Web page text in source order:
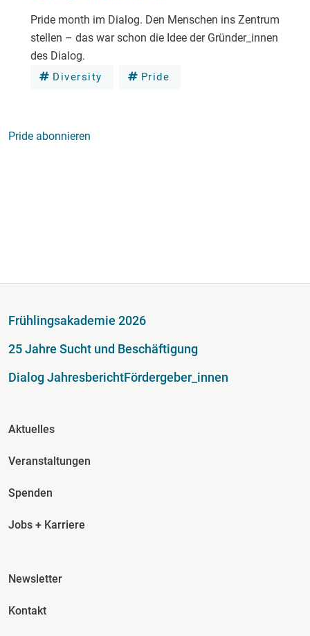
Pride month im Dialog. Den Menschen ins Zentrum
stellen – das war schon die Idee der Gründer_innen
des Dialog.
Diversity Pride
Pride abonnieren
Fußzeile
Frühlingsakademie 2026
25 Jahre Sucht und Beschäftigung
Dialog JahresberichtFördergeber_innen
Fusszeile Spalte 2
Aktuelles
Veranstaltungen
Spenden
Jobs + Karriere
Fusszeile Spalte 3
Newsletter
Kontakt